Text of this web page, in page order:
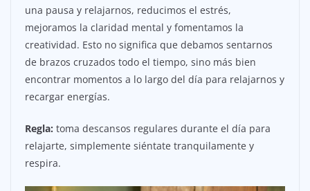
una pausa y relajarnos, reducimos el estrés,
mejoramos la claridad mental y fomentamos la
creatividad. Esto no significa que debamos sentarnos
de brazos cruzados todo el tiempo, sino más bien
encontrar momentos a lo largo del día para relajarnos y
recargar energías.
Regla: toma descansos regulares durante el día para
relajarte, simplemente siéntate tranquilamente y
respira.